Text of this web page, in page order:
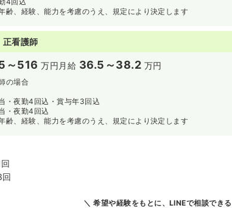
齢、経験、能力を考慮のうえ、規定により決定します
正看護師
～516 万円 月給 36.5～38.2 万円
の場合
・夜勤4回込・賞与年3回込
・夜勤4回込
齢、経験、能力を考慮のうえ、規定により決定します
希望や経験をもとに、LINEで相談できる